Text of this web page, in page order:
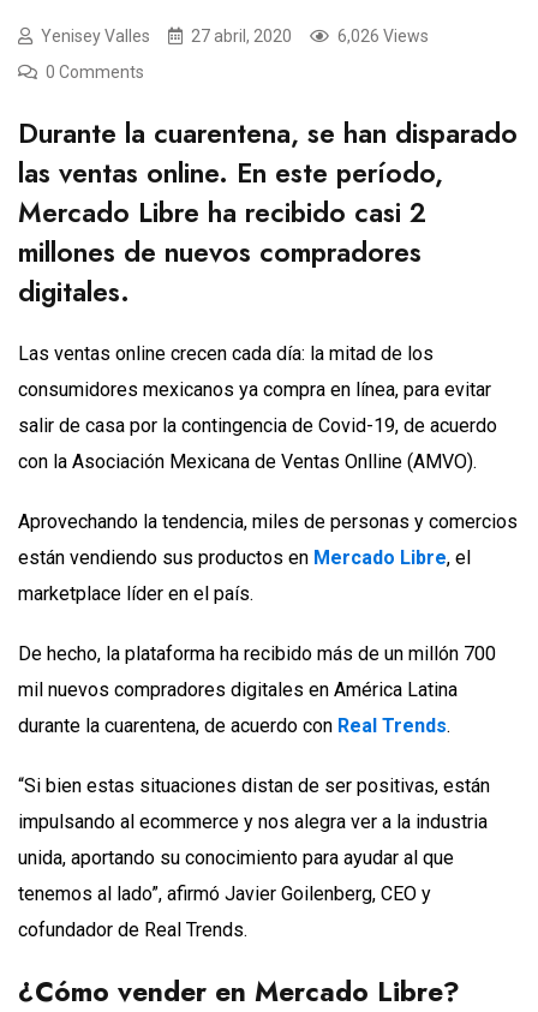
Yenisey Valles 27 abril, 2020
6,026 Views
0 Comments
Durante la cuarentena, se han disparado
las ventas online. En este período,
Mercado Libre ha recibido casi 2
millones de nuevos compradores
digitales.
Las ventas online crecen cada día: la mitad de los
consumidores mexicanos ya compra en línea, para evitar
salir de casa por la contingencia de Covid-19, de acuerdo
con la Asociación Mexicana de Ventas Onlline (AMVO).
Aprovechando la tendencia, miles de personas y comercios
están vendiendo sus productos en Mercado Libre, el
marketplace líder en el país.
De hecho, la plataforma ha recibido más de un millón 700
mil nuevos compradores digitales en América Latina
durante la cuarentena, de acuerdo con Real Trends.
“Si bien estas situaciones distan de ser positivas, están
impulsando al ecommerce y nos alegra ver a la industria
unida, aportando su conocimiento para ayudar al que
tenemos al lado”, afirmó Javier Goilenberg, CEO y
cofundador de Real Trends.
¿Cómo vender en Mercado Libre?